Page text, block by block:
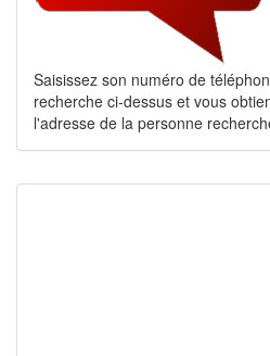
Saisissez son numéro de
recherche ci-dessus et vous
l'adresse de la personne